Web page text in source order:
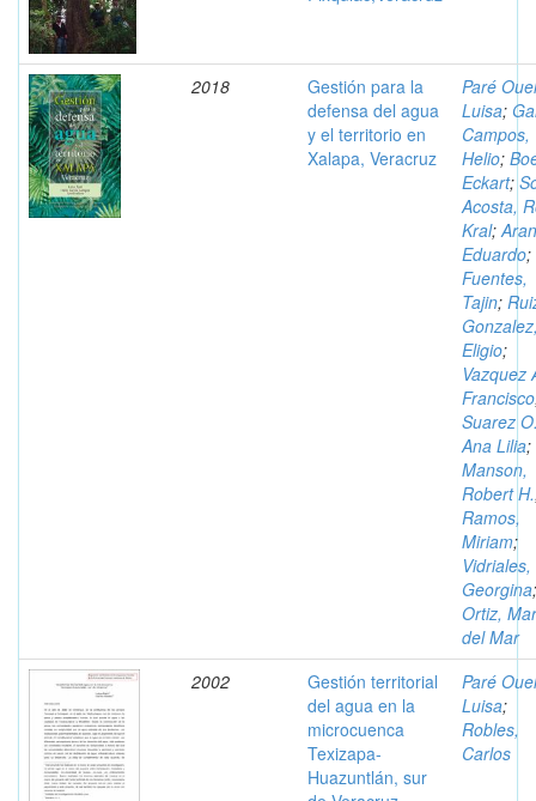
2018
Gestión para la
defensa del agua
y el territorio en
Xalapa, Veracruz
Paré
Luisa;
Campos,
Helio;
Eckart;
Acosta,
Kral;
Eduardo;
Fuentes,
Tajin;
Eligio;
Vazquez
Francisco
Suarez
Ana Lilia;
Manson,
Robert H.
Ramos,
Miriam;
Vidriales,
Georgina;
Ortiz,
del Mar
2002
Gestión territorial
del agua en la
microcuenca
Texizapa-
Huazuntlán, sur
Paré
Luisa;
Robles,
Carlos